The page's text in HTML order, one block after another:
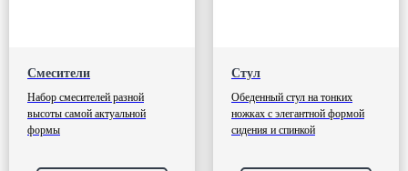
Смесители
Набор смесителей разной
высоты самой актуальной
формы
Стул
Обеденный стул на тонких
ножках с элегантной формой
сидения и спинкой